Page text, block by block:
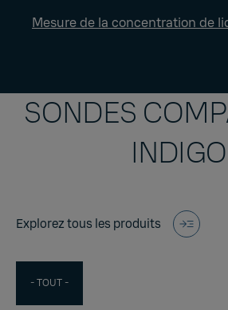
Mesure de la concentration de
SONDES
INDIGO
Explorez tous les produits
- TOUT -